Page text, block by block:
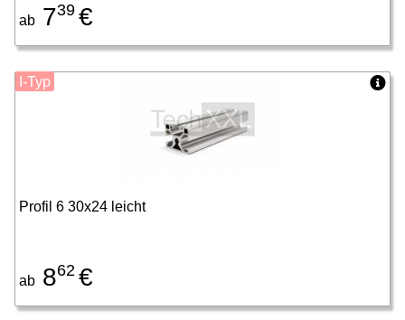
ab 739 €
Profil 6 30x24 leicht
ab 862 €
I-Typ